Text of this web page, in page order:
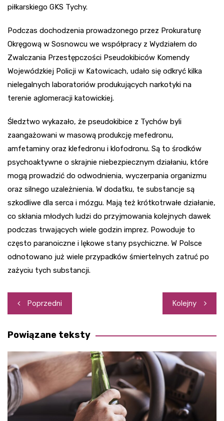
piłkarskiego GKS Tychy.
Podczas dochodzenia prowadzonego przez Prokuraturę
Okręgową w Sosnowcu we współpracy z Wydziałem do
Zwalczania Przestępczości Pseudokibiców Komendy
Wojewódzkiej Policji w Katowicach, udało się odkryć kilka
nielegalnych laboratoriów produkujących narkotyki na
terenie aglomeracji katowickiej.
Śledztwo wykazało, że pseudokibice z Tychów byli
zaangażowani w masową produkcję mefedronu,
amfetaminy oraz klefedronu i klofodronu. Są to środków
psychoaktywne o skrajnie niebezpiecznym działaniu, które
mogą prowadzić do odwodnienia, wyczerpania organizmu
oraz silnego uzależnienia. W dodatku, te substancje są
szkodliwe dla serca i mózgu. Mają też krótkotrwałe działanie,
co skłania młodych ludzi do przyjmowania kolejnych dawek
podczas trwających wiele godzin imprez. Powoduje to
często paranoiczne i lękowe stany psychiczne. W Polsce
odnotowano już wiele przypadków śmiertelnych zatruć po
zażyciu tych substancji.
Nawigacja
wpisu
Poprzedni Kolejny
Powiązane teksty